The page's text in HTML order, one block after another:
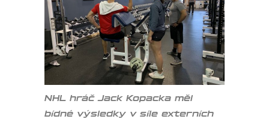
NHL hráč Jack Kopacka měl
bídné výsledky v síle externích